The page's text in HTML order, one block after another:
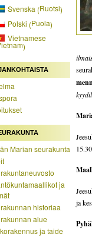
Svenska(Ruotsi)
Polski (Puola)
Vietnamese
)
Marian seurakunta
ja
historiaa
alue
ja taide
ja